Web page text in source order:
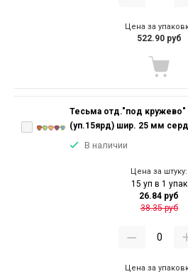
Цена за
522.90 руб
Тесьма отд."под кружево"
(уп.15ярд) шир. 25 мм
В наличии
Цена за штуку:
15 уп в 1 упак
26.84 руб
38.35 руб
Цена за